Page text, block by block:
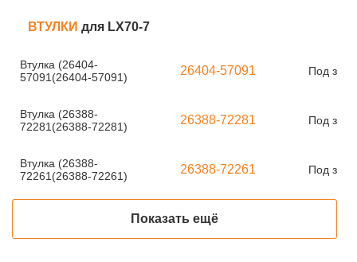
ВТУЛКИ для LX70-7
Втулка (26404-
57091(26404-57091)
26404-57091 Под
Втулка (26388-
72281(26388-72281)
26388-72281 Под
Втулка (26388-
72261(26388-72261)
26388-72261 Под
Показать ещё